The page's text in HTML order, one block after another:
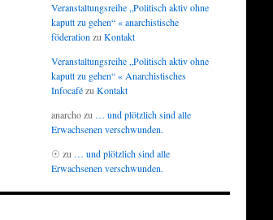
Veranstaltungsreihe „Politisch aktiv ohne
kaputt zu gehen“ « anarchistische
föderation zu Kontakt
Veranstaltungsreihe „Politisch aktiv ohne
kaputt zu gehen“ « Anarchistisches
Infocafézu Kontakt
anarchozu … und plötzlich sind alle
Erwachsenen verschwunden.
☉ zu … und plötzlich sind alle
Erwachsenen verschwunden.